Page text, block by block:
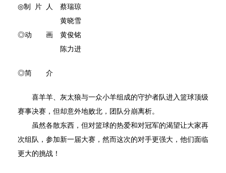
◎制 片 人 蔡瑞琼
黄晓雪
◎动 画 黄俊铭
陈力进
◎简 介
喜羊羊、灰太狼与一众小羊组成的守护者队进入篮球顶级
赛事决赛，但却意外地败北，团队分崩离析。
虽然各散东西，但对篮球的热爱和对冠军的渴望让大家再
次组队，参加新一届大赛，然而这次的对手更强大，他们面临
更大的挑战！